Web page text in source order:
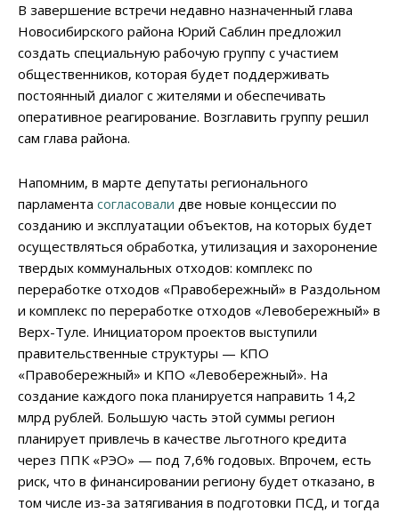
В завершение встречи недавно назначенный глава
Новосибирского района Юрий Саблин предложил
создать специальную рабочую группу с участием
общественников, которая будет поддерживать
постоянный диалог с жителями и обеспечивать
оперативное реагирование. Возглавить группу решил
сам глава района.
Напомним, в марте депутаты регионального
парламента согласовали две новые концессии по
созданию и эксплуатации объектов, на которых будет
осуществляться обработка, утилизация и захоронение
твердых коммунальных отходов: комплекс по
переработке отходов «Правобережный» в Раздольном
и комплекс по переработке отходов «Левобережный» в
Верх-Туле. Инициатором проектов выступили
правительственные структуры — КПО
«Правобережный» и КПО «Левобережный». На
создание каждого пока планируется направить 14,2
млрд рублей. Большую часть этой суммы регион
планирует привлечь в качестве льготного кредита
через ППК «РЭО» — под 7,6% годовых. Впрочем, есть
риск, что в финансировании региону будет отказано, в
том числе из-за затягивания в подготовки ПСД, и тогда